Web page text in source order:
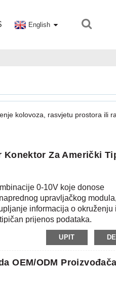
English
kolovoza, rasvjetu prostora ili
Konektor Za Američki
0-10V koje donose
upravljačkog
informacija o okruženju
prijenos podataka.
UPIT
OEM/ODM Proizvođača